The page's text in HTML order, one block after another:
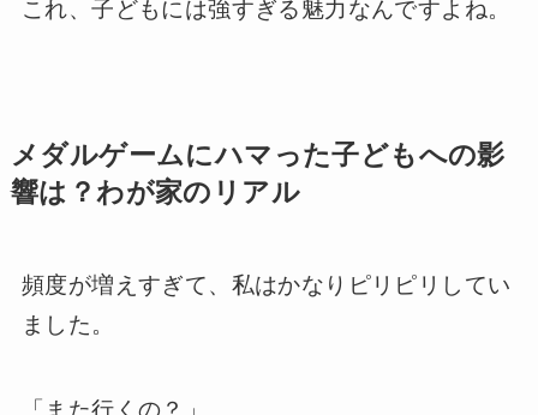
これ、子どもには強すぎる魅力なんですよね。
メダルゲームにハマった子どもへの影
響は？わが家のリアル
頻度が増えすぎて、私はかなりピリピリしてい
ました。
「また行くの？」